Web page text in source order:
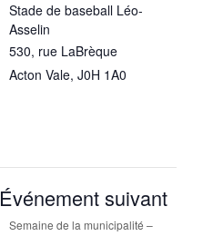
Stade de baseball Léo-
Asselin
530, rue LaBrèque
Acton Vale, J0H 1A0
Événement suivant
Semaine de la municipalité –